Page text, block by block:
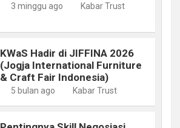
3 minggu ago Kabar Trust
KWaS Hadir di JIFFINA 2026
(Jogja International Furniture
& Craft Fair Indonesia)
5 bulan ago Kabar Trust